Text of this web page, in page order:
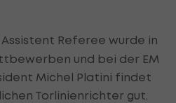
Referee wurde in
und bei der EM
Michel Platini findet
Torlinienrichter gut.